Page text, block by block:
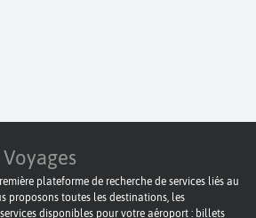
Voyages
plateforme de recherche de services liés au
proposons toutes les destinations, les
disponibles pour votre aéroport : billets